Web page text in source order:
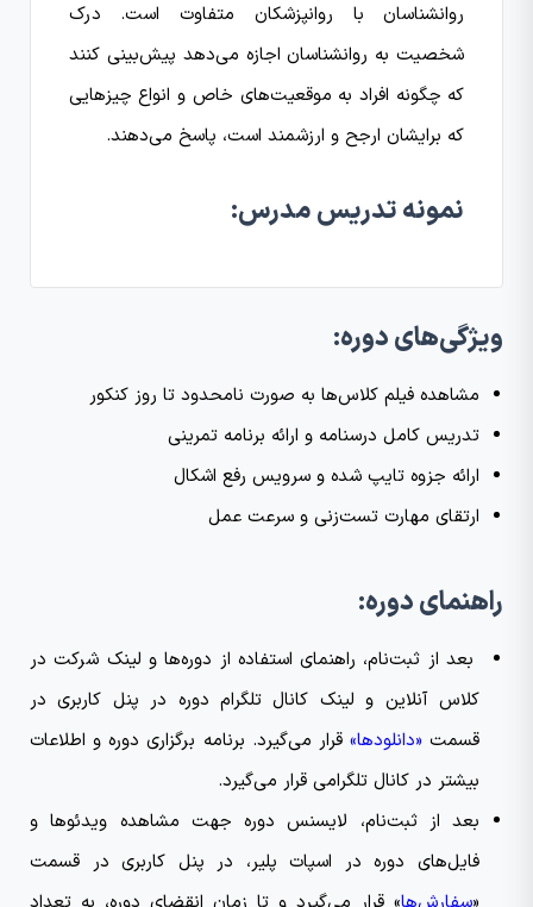
روانشناسان با روانپزشکان متفاوت است. درک
شخصیت به روانشناسان اجازه می‌دهد پیش‌بینی کنند
که چگونه افراد به موقعیت‌های خاص و انواع چیز‌هایی
که برایشان ارجح و ارزشمند است، پاسخ می‌دهند.
نمونه تدریس مدرس:
ویژگی‌های دوره:
مشاهده فیلم کلاس‌ها به صورت نامحدود تا روز کنکور
تدریس کامل درسنامه و ارائه برنامه تمرینی
ارائه جزوه تایپ‌ شده و سرویس رفع اشکال
ارتقای مهارت تست‌زنی و سرعت عمل
راهنمای دوره:
بعد از ثبت‌نام، راهنمای استفاده از دوره‌ها و لینک شرکت در
کلاس آنلاین و لینک کانال تلگرام دوره در پنل کاربری در
قسمت «دانلودها» قرار می‌گیرد. برنامه برگزاری دوره و اطلاعات
بیشتر در کانال تلگرامی قرار می‌گیرد.
بعد از ثبت‌نام، لایسنس دوره جهت مشاهده ویدئو‌ها و
فایل‌های دوره در اسپات پلیر، در پنل کاربری در قسمت